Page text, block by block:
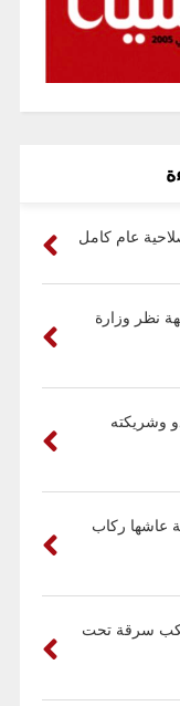
عام كامل
نظر وزارة
وشريكته
عاشها ركاب
سرقة تحت